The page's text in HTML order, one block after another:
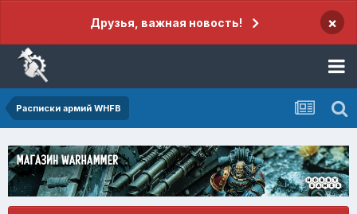
Друзья, важная новость! ×
Расписки армий WHFB